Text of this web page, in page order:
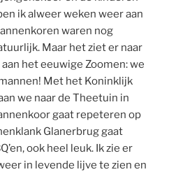
ik alweer weken weer aan
waren nog
Maar het ziet er naar
het eeuwige Zoomen: we
Met het Koninklijk
we naar de Theetuin in
gaat repeteren op
Glanerbrug gaat
ook heel leuk. Ik zie er
in levende lijve te zien en